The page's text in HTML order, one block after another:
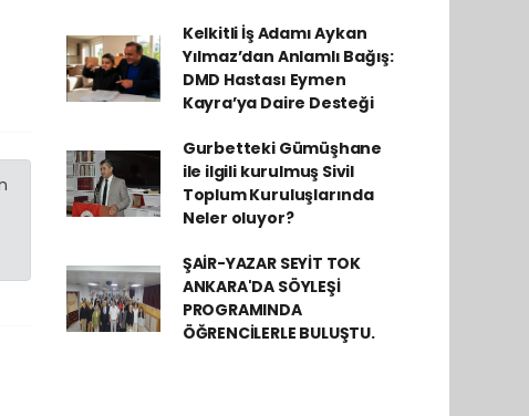
Kelkitli İş Adamı Aykan
Yılmaz’dan Anlamlı Bağış:
DMD Hastası Eymen
Kayra’ya Daire Desteği
Gurbetteki Gümüşhane
ile ilgili kurulmuş Sivil
Toplum Kuruluşlarında
Neler oluyor?
ŞAİR-YAZAR SEYİT TOK
ANKARA'DA SÖYLEŞİ
PROGRAMINDA
ÖĞRENCİLERLE BULUŞTU.